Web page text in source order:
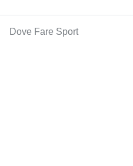
Dove Fare Sport